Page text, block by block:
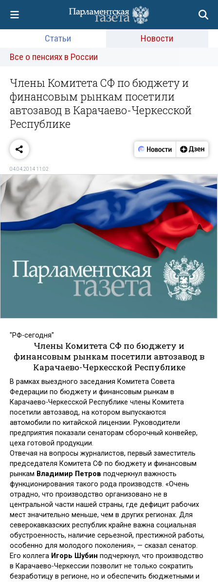
Статьи
Новости
Все о пенсиях в России
Члены Комитета СФ по бюджету и
финансовым рынкам посетили
автозавод в Карачаево-Черкесской
Республике
04.04.2014 11:02
"РФ-сегодня"
Члены Комитета СФ по бюджету и
финансовым рынкам посетили автозавод в
Карачаево-Черкесской Республике
В рамках выездного заседания Комитета Совета
Федерации по бюджету и финансовым рынкам в
Карачаево-Черкесской Республике члены Комитета
посетили автозавод, на котором выпускаются
автомобили по китайской лицензии. Руководители
предприятия показали сенаторам сборочный конвейер,
цеха готовой продукции.
Отвечая на вопросы журналистов, первый заместитель
председателя Комитета СФ по бюджету и финансовым
рынкам Владимир Петров подчеркнул важность
функционирования такого рода производств. «Очень
отрадно, что производство организовано не в
центральной части нашей страны, где дефицит рабочих
мест значительно меньше, чем в других регионах. Для
северокавказских республик крайне важна социальная
обустроенность, наличие серьезной, престижной работы,
особенно для молодого поколения», — сказал сенатор.
Его коллега Игорь Шубин подчеркнул, что производство
в Карачаево-Черкессии позволит не только сократить
безработицу в регионе, но и обеспечить бюджетными и